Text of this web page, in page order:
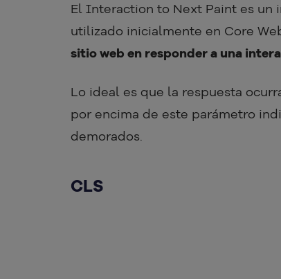
El Interaction to Next Paint es un
utilizado inicialmente en Core
sitio web en responder a una
Lo ideal es que la respuesta
por encima de este parámetro
demorados.
CLS